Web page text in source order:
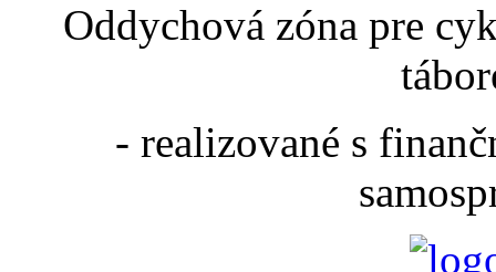
Oddychová zóna pre
- realizované s